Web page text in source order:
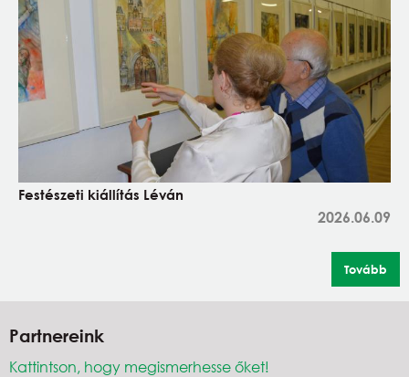
Festészeti kiállítás Léván
2026.06.09
Tovább
Partnereink
Kattintson, hogy megismerhesse őket!